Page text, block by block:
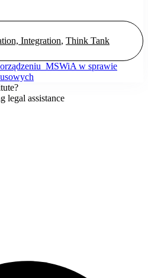
Integration, Think Tank
MSWiA w sprawie
legal assistance